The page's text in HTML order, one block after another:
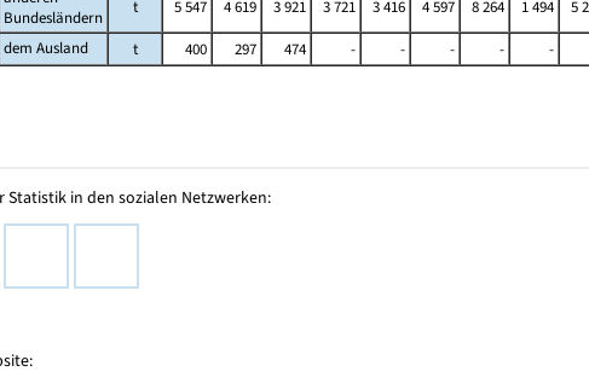
Bundesländern
t 5 547 4 619 3 921 3 721 3 416 4 597 8 264 1 494 5
dem Ausland
t 400 297 474 - - - - -
Statistik in den sozialen Netzwerken: